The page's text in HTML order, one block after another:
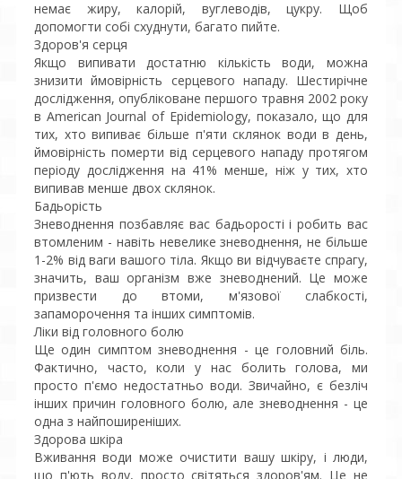
немає жиру, калорій, вуглеводів, цукру. Щоб
допомогти собі схуднути, багато пийте.
Здоров'я серця
Якщо випивати достатню кількість води, можна
знизити ймовірність серцевого нападу. Шестирічне
дослідження, опубліковане першого травня 2002 року
в American Journal of Epidemiology, показало, що для
тих, хто випиває більше п'яти склянок води в день,
ймовірність померти від серцевого нападу протягом
періоду дослідження на 41% менше, ніж у тих, хто
випивав менше двох склянок.
Бадьорість
Зневоднення позбавляє вас бадьорості і робить вас
втомленим - навіть невелике зневоднення, не більше
1-2% від ваги вашого тіла. Якщо ви відчуваєте спрагу,
значить, ваш організм вже зневоднений. Це може
призвести до втоми, м'язової слабкості,
запаморочення та інших симптомів.
Ліки від головного болю
Ще один симптом зневоднення - це головний біль.
Фактично, часто, коли у нас болить голова, ми
просто п'ємо недостатньо води. Звичайно, є безліч
інших причин головного болю, але зневоднення - це
одна з найпоширеніших.
Здорова шкіра
Вживання води може очистити вашу шкіру, і люди,
що п'ють воду, просто світяться здоров'ям. Це не